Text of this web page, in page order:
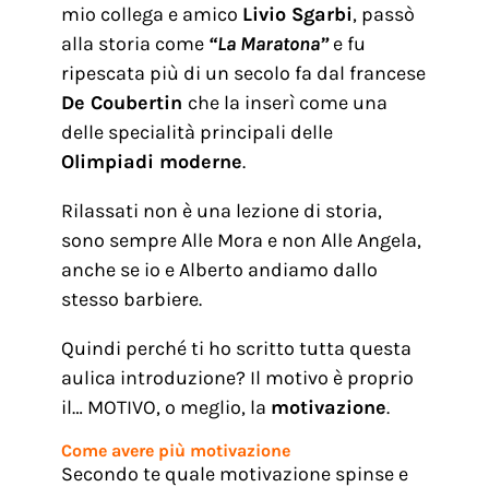
mio collega e amico Livio Sgarbi, passò
alla storia come “La Maratona”e fu
ripescata più di un secolo fa dal francese
De Coubertin che la inserì come una
delle specialità principali delle
Olimpiadi moderne.
Rilassati non è una lezione di storia,
sono sempre Alle Mora e non Alle Angela,
anche se io e Alberto andiamo dallo
stesso barbiere.
Quindi perché ti ho scritto tutta questa
aulica introduzione? Il motivo è proprio
il… MOTIVO, o meglio, la motivazione.
Come avere più motivazione
Secondo te quale motivazione spinse e